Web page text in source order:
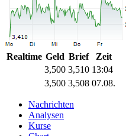
Realtime Geld Brief
Zeit
3,500 3,510 13:04
3,500 3,508 07.08.
Nachrichten
Analysen
Kurse